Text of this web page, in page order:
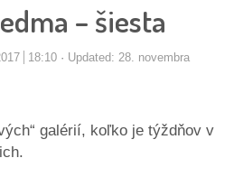
– šiesta
18:10
Updated: 28. novembra
galérií, koľko je týždňov v